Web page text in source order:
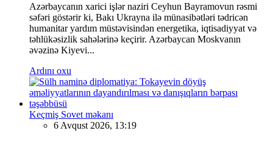
Azərbaycanın xarici işlər naziri Ceyhun Bayramovun rəsmi
səfəri göstərir ki, Bakı Ukrayna ilə münasibətləri tədricən
humanitar yardım müstəvisindən energetika, iqtisadiyyat və
təhlükəsizlik sahələrinə keçirir. Azərbaycan Moskvanın
əvəzinə Kiyevi...
Ardını oxu
Keçmiş Sovet məkanı
6 Avqust 2026, 13:19